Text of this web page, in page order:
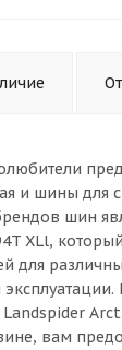
и шины для
шин
XLl,
для
вам